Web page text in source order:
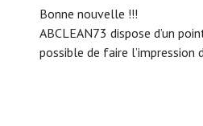
Bonne nouvelle !!!
ABCLEAN73 dispose d’un
possible de faire